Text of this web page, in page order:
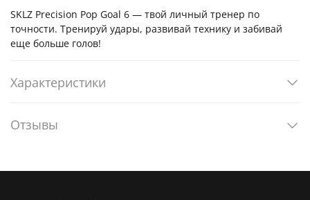
SKLZ Precision Pop Goal 6 — твой личный тренер по
точности. Тренируй удары, развивай технику и забивай
еще больше голов!
Характеристики
Отзывы